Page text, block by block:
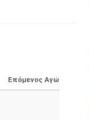
Επόμενος Αγώνας